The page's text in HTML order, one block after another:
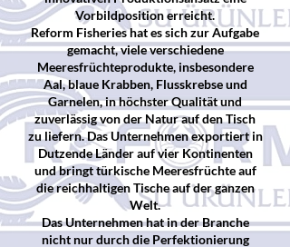
Vorbildposition erreicht.
Reform Fisheries hat es sich zur Aufgabe
gemacht, viele verschiedene
Meeresfrüchteprodukte, insbesondere
Aal, blaue Krabben, Flusskrebse und
Garnelen, in höchster Qualität und
zuverlässig von der Natur auf den Tisch
zu liefern. Das Unternehmen exportiert in
Dutzende Länder auf vier Kontinenten
und bringt türkische Meeresfrüchte auf
die reichhaltigen Tische auf der ganzen
Welt.
Das Unternehmen hat in der Branche
nicht nur durch die Perfektionierung